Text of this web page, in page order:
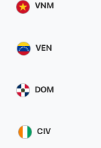
VNM
VEN
DOM
CIV